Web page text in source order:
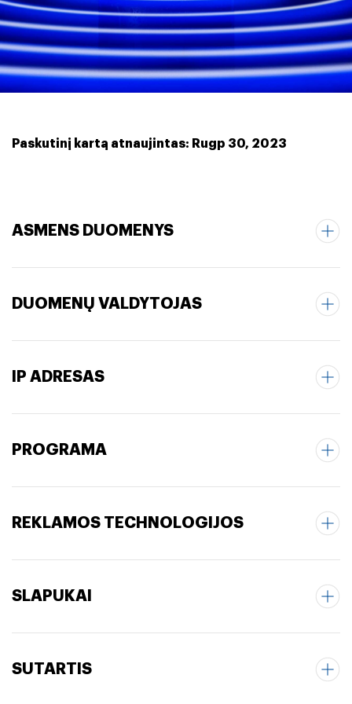
Paskutinį kartą atnaujintas: Rugp 30, 2023
ASMENS DUOMENYS
DUOMENŲ VALDYTOJAS
IP ADRESAS
PROGRAMA
REKLAMOS TECHNOLOGIJOS
SLAPUKAI
SUTARTIS